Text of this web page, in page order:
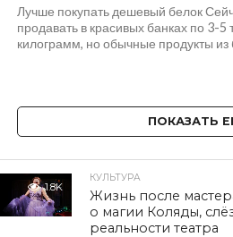
Лучше покупать дешевый белок
продавать в красивых банках по 3-5
килограмм, но обычные продукты из
ПОКАЗАТЬ
1.8K
КУЛЬТУРА
Жизнь после
о магии Коляды,
реальности театра